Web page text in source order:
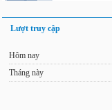
Lượt truy cập
Hôm nay
Tháng này